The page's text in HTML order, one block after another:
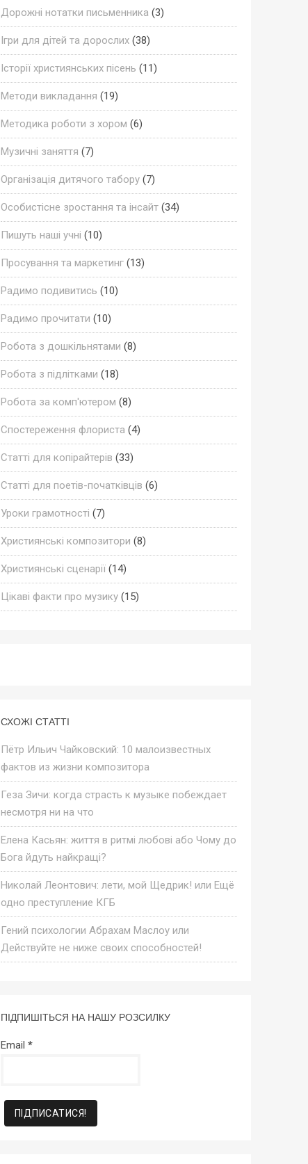
Дорожні нотатки письменника (3)
Ігри для дітей та дорослих(38)
Історії християнських пісень (11)
Методи викладання (19)
Методика роботи з хором (6)
Музичні заняття (7)
Організація дитячого табору(7)
Особистісне зростання та інсайт(34)
Пишуть наші учні (10)
Просування та маркетинг(13)
Радимо подивитись (10)
Радимо прочитати (10)
Робота з дошкільнятами (8)
Робота з підлітками (18)
Робота за комп'ютером (8)
Спостереження флориста (4)
Статті для копірайтерів (33)
Статті для поетів-початківців (6)
Уроки грамотності (7)
Християнські композитори (8)
Християнські сценарії(14)
Цікаві факти про музику(15)
СХОЖІ СТАТТІ
Пётр Ильич Чайковский: 10 малоизвестных
фактов из жизни композитора
Геза Зичи: когда страсть к музыке побеждает
несмотря ни на что
Елена Касьян: життя в ритмі любові або Чому до
Бога йдуть найкращі?
Николай Леонтович: лети, мой Щедрик! или Ещё
одно преступление КГБ
Гений психологии Абрахам Маслоу или
Действуйте не ниже своих способностей!
ПІДПИШІТЬСЯ НА НАШУ РОЗСИЛКУ
Email *